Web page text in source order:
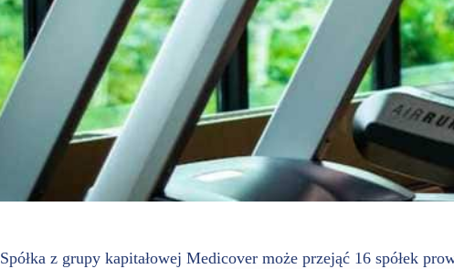
Spółka z grupy kapitałowej Medicover może przejąć 16 spółek